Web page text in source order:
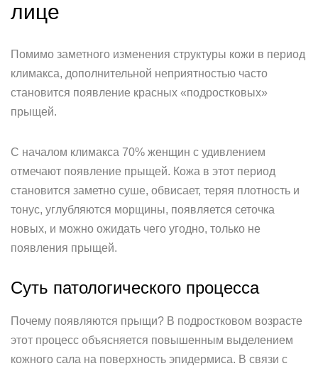
лице
Помимо заметного изменения структуры кожи в период
климакса, дополнительной неприятностью часто
становится появление красных «подростковых»
прыщей.
С началом климакса 70% женщин с удивлением
отмечают появление прыщей. Кожа в этот период
становится заметно суше, обвисает, теряя плотность и
тонус, углубляются морщины, появляется сеточка
новых, и можно ожидать чего угодно, только не
появления прыщей.
Суть патологического процесса
Почему появляются прыщи? В подростковом возрасте
этот процесс объясняется повышенным выделением
кожного сала на поверхность эпидермиса. В связи с